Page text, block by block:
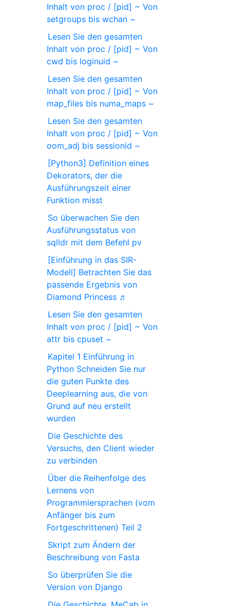
Inhalt von proc / [pid] ~ Von
setgroups bis wchan ~
Lesen Sie den gesamten
Inhalt von proc / [pid] ~ Von
cwd bis loginuid ~
Lesen Sie den gesamten
Inhalt von proc / [pid] ~ Von
map_files bis numa_maps ~
Lesen Sie den gesamten
Inhalt von proc / [pid] ~ Von
oom_adj bis sessionid ~
[Python3] Definition eines
Dekorators, der die
Ausführungszeit einer
Funktion misst
So überwachen Sie den
Ausführungsstatus von
sqlldr mit dem Befehl pv
[Einführung in das SIR-
Modell] Betrachten Sie das
passende Ergebnis von
Diamond Princess ♬
Lesen Sie den gesamten
Inhalt von proc / [pid] ~ Von
attr bis cpuset ~
Kapitel 1 Einführung in
Python Schneiden Sie nur
die guten Punkte des
Deeplearning aus, die von
Grund auf neu erstellt
wurden
Die Geschichte des
Versuchs, den Client wieder
zu verbinden
Über die Reihenfolge des
Lernens von
Programmiersprachen (vom
Anfänger bis zum
Fortgeschrittenen) Teil 2
Skript zum Ändern der
Beschreibung von Fasta
So überprüfen Sie die
Version von Django